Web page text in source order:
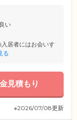
い
居者にはお会いす
る
見積もり
※2026/07/08更新